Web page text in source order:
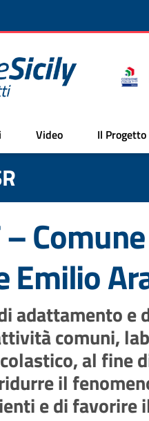
Video Il Progetto
Emilio
adattamento e
comuni,
al fine
il
e di favorire